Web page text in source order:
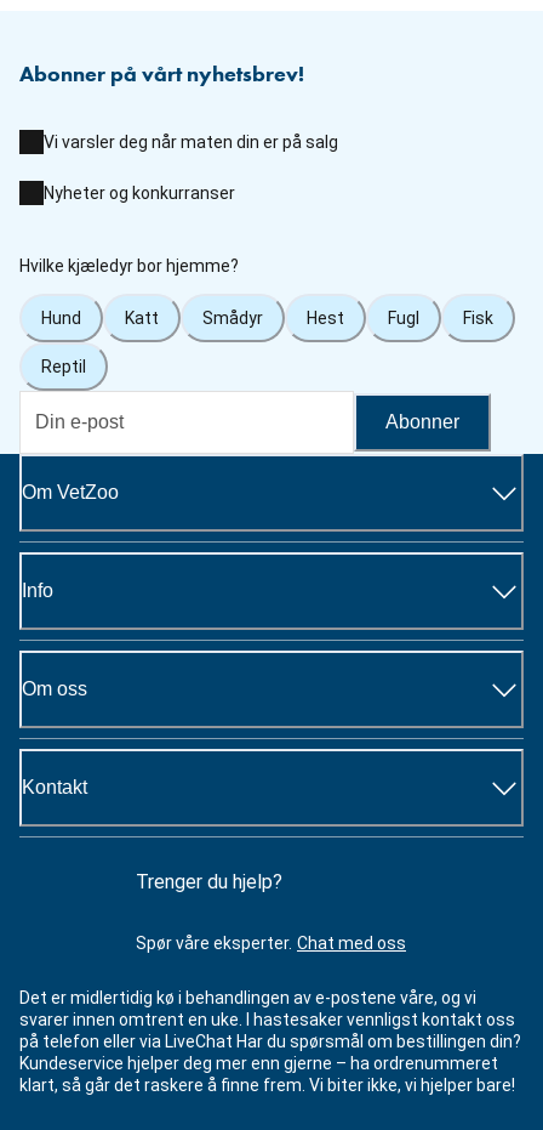
Abonner på vårt nyhetsbrev!
Vi varsler deg når maten din er på salg
Nyheter og konkurranser
Hvilke kjæledyr bor hjemme?
Hund Katt Smådyr Hest Fugl Fisk
Reptil
Abonner
Om VetZoo
Info
Om oss
Kontakt
Trenger du hjelp?
Spør våre eksperter. Chat med oss
Det er midlertidig kø i behandlingen av e-postene våre, og vi
svarer innen omtrent en uke. I hastesaker vennligst kontakt oss
på telefon eller via LiveChat Har du spørsmål om bestillingen din?
Kundeservice hjelper deg mer enn gjerne – ha ordrenummeret
klart, så går det raskere å finne frem. Vi biter ikke, vi hjelper bare!